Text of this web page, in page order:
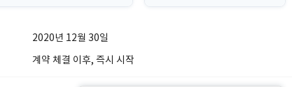
2020년 12월 30일
계약 체결 이후, 즉시 시작